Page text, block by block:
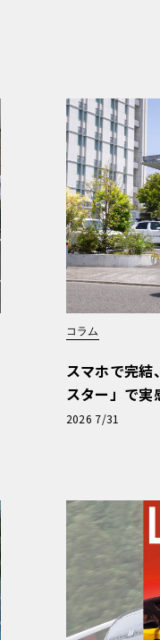
コラム
スマホで完結
スター」で実
【第1回・ヒ
2026 7/31